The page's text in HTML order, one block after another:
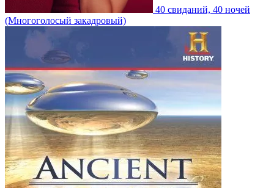
40 свиданий, 40 ночей
(Многоголосый закадровый)